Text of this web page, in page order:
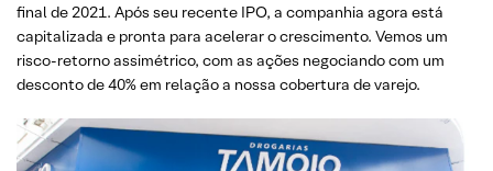
final de 2021. Após seu recente IPO, a companhia agora está
capitalizada e pronta para acelerar o crescimento. Vemos um
risco-retorno assimétrico, com as ações negociando com um
desconto de 40% em relação a nossa cobertura de varejo.